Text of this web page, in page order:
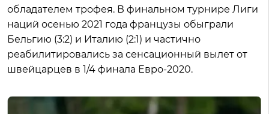
обладателем трофея. В финальном турнире Лиги
наций осенью 2021 года французы обыграли
Бельгию (3:2) и Италию (2:1) и частично
реабилитировались за сенсационный вылет от
швейцарцев в 1/4 финала Евро-2020.